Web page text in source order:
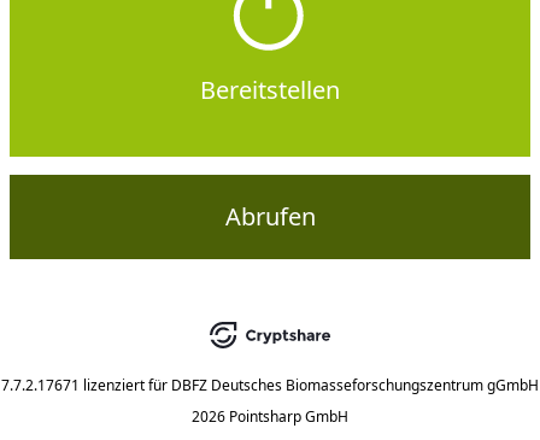
Bereitstellen
Abrufen
7.7.2.17671 lizenziert für DBFZ Deutsches Biomasseforschungszentrum gGmbH
2026 Pointsharp GmbH